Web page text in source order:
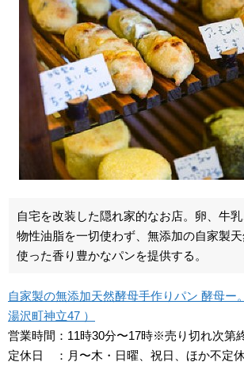
自宅を改装した隠れ家的なお店。卵、牛
物性油脂を一切使わず、無添加の自家製
使った香り豊かなパンを提供する。
自家製の無添加天然酵母手作りパン 酵母ー
湯沢町神立47 ）
営業時間：11時30分〜17時※売り切れ次第
定休日 ：月〜木・日曜、祝日、ほか不定